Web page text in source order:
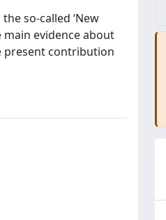
so-called ‘New
evidence about
present contribution